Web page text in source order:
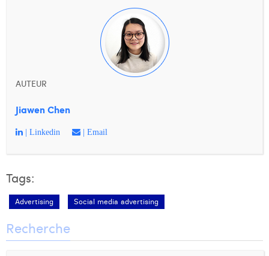
AUTEUR
Jiawen Chen
| Linkedin | Email
Tags:
Advertising Social media advertising
Recherche